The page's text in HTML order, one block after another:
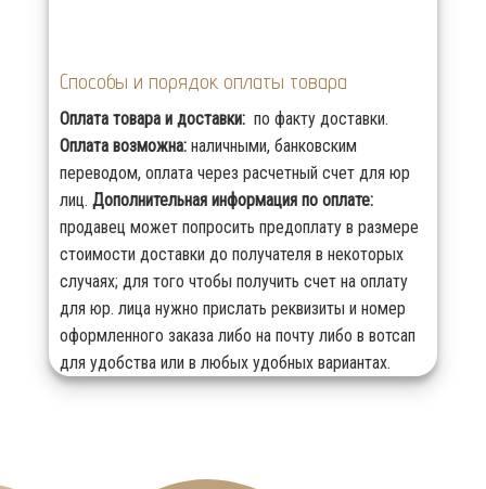
Способы и порядок оплаты товара
Оплата товара и доставки: по факту доставки.
Оплата возможна: наличными, банковским
переводом, оплата через расчетный счет для юр
лиц. Дополнительная информация по оплате:
продавец может попросить предоплату в размере
стоимости доставки до получателя в некоторых
случаях; для того чтобы получить счет на оплату
для юр. лица нужно прислать реквизиты и номер
оформленного заказа либо на почту либо в вотсап
для удобства или в любых удобных вариантах.